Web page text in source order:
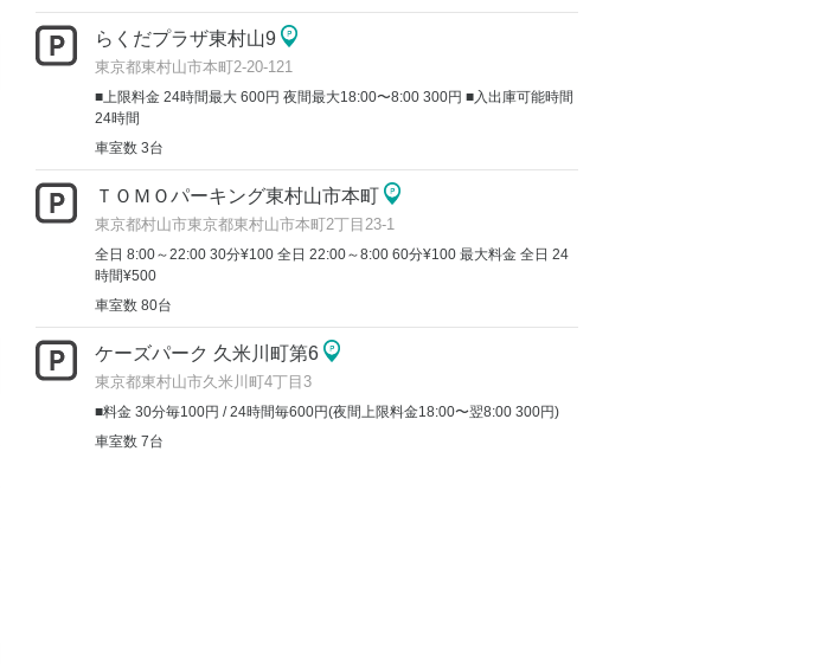
らくだプラザ東村山9
東京都東村山市本町2-20-121
■上限料金 24時間最大 600円 夜間最大18:00〜8:00 300円 ■入出庫可能時間
24時間
車室数 3台
ＴＯＭＯパーキング東村山市本町
東京都村山市東京都東村山市本町2丁目23-1
全日 8:00～22:00 30分¥100 全日 22:00～8:00 60分¥100 最大料金 全日 24
時間¥500
車室数 80台
ケーズパーク 久米川町第6
東京都東村山市久米川町4丁目3
■料金 30分毎100円 / 24時間毎600円(夜間上限料金18:00〜翌8:00 300円)
車室数 7台